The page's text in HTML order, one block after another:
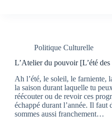
Politique Culturelle
L’Atelier du pouvoir [L’été
Ah l’été, le soleil, le farniente,
la saison durant laquelle tu
réécouter ou de revoir ces
échappé durant l’année. Il faut
sommes aussi franchement…